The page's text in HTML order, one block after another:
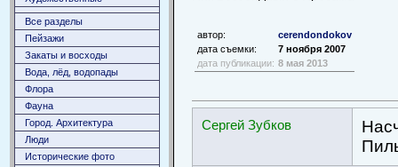
Все разделы
Пейзажи
Закаты и восходы
Вода, лёд, водопады
Флора
Фауна
Город. Архитектура
Люди
Исторические фото
автор:
cerendondokov
дата съемки:
7 ноября 2007
дата публикации: 8 мая 2013
Сергей Зубков